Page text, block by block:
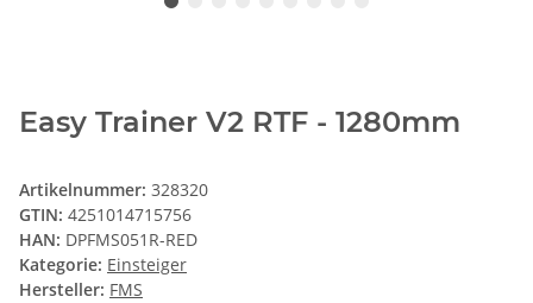
Easy Trainer V2 RTF - 1280mm
Artikelnummer: 328320
GTIN: 4251014715756
HAN: DPFMS051R-RED
Kategorie: Einsteiger
Hersteller: FMS